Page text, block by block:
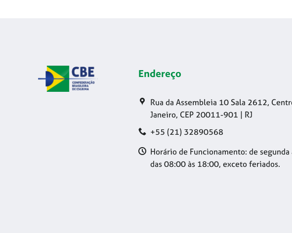
Endereço
Rua da Assembleia 10 Sala 2612,
Janeiro, CEP 20011-901 | RJ
+55 (21) 32890568
Horário de Funcionamento: de segunda
das 08:00 às 18:00, exceto feriados.